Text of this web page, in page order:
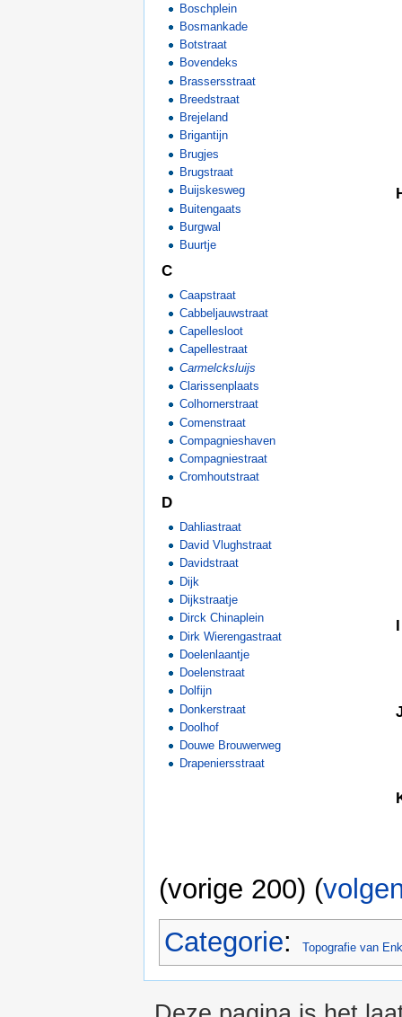
Boschplein
Bosmankade
Botstraat
Bovendeks
Brassersstraat
Breedstraat
Brejeland
Brigantijn
Brugjes
Brugstraat
Buijskesweg
Buitengaats
Burgwal
Buurtje
C
Caapstraat
Cabbeljauwstraat
Capellesloot
Capellestraat
Carmelcksluijs
Clarissenplaats
Colhornerstraat
Comenstraat
Compagnieshaven
Compagniestraat
Cromhoutstraat
D
Dahliastraat
David Vlughstraat
Davidstraat
Dijk
Dijkstraatje
Dirck Chinaplein
Dirk Wierengastraat
Doelenlaantje
Doelenstraat
Dolfijn
Donkerstraat
Doolhof
Douwe Brouwerweg
Drapeniersstraat
I
(vorige 200) (
Categorie: Topografie van